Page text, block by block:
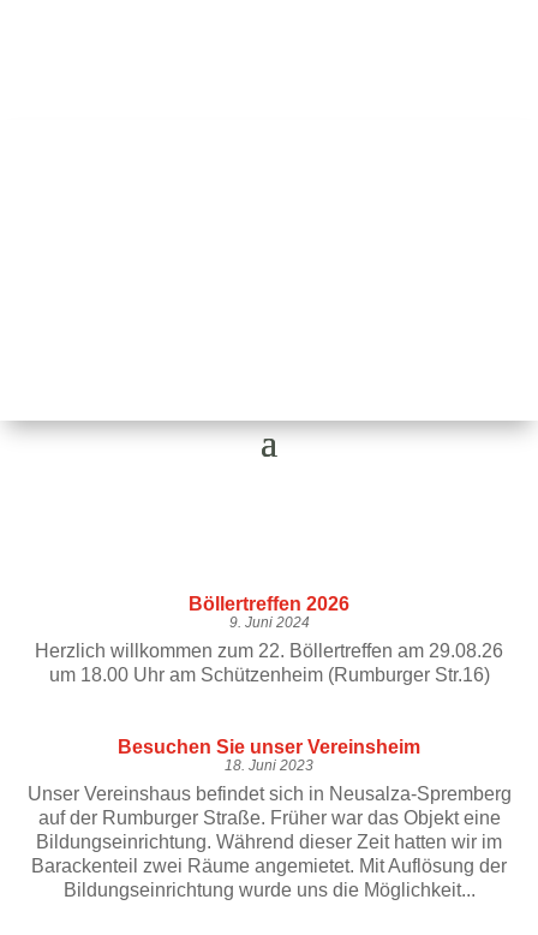
Böllertreffen 2026
9. Juni 2024
Herzlich willkommen zum 22. Böllertreffen am 29.08.26
um 18.00 Uhr am Schützenheim (Rumburger Str.16)
Besuchen Sie unser Vereinsheim
18. Juni 2023
Unser Vereinshaus befindet sich in Neusalza-Spremberg
auf der Rumburger Straße. Früher war das Objekt eine
Bildungseinrichtung. Während dieser Zeit hatten wir im
Barackenteil zwei Räume angemietet. Mit Auflösung der
Bildungseinrichtung wurde uns die Möglichkeit...